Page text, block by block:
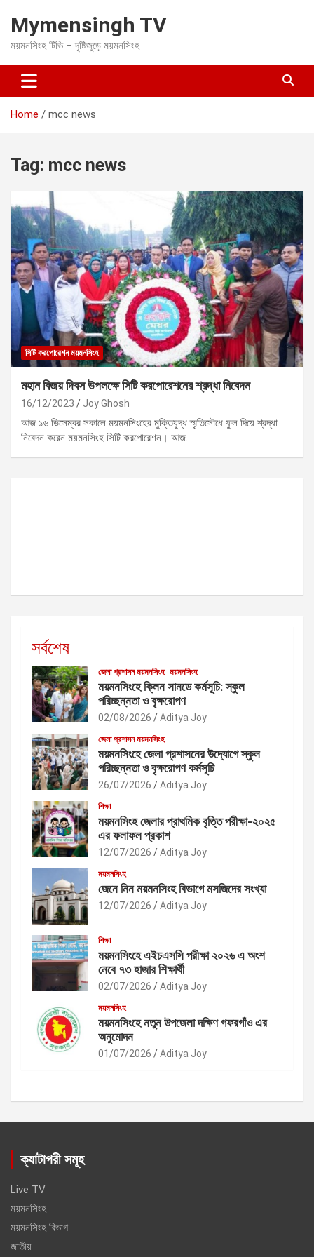
t
c
Mymensingh TV
ময়মনসিংহ টিভি – দৃষ্টিজুড়ে ময়মনসিংহ
Home mcc news
Tag: mcc news
সিটি করপোরেশন ময়মনসিংহ
মহান বিজয় দিবস উপলক্ষে সিটি করপোরেশনের শ্রদ্ধা নিবেদন
16/12/2023 Joy Ghosh
আজ ১৬ ডিসেম্বর সকালে ময়মনসিংহের মুক্তিযুদ্ধ স্মৃতিসৌধে ফুল দিয়ে শ্রদ্ধা
নিবেদন করেন ময়মনসিংহ সিটি করপোরেশন। আজ…
সর্বশেষ
জেলা প্রশাসন ময়মনসিংহ ময়মনসিংহ
ময়মনসিংহে ক্লিন সানডে কর্মসূচি: স্কুল
পরিচ্ছন্নতা ও বৃক্ষরোপণ
02/08/2026 Aditya Joy
জেলা প্রশাসন ময়মনসিংহ
ময়মনসিংহে জেলা প্রশাসনের উদ্যোগে স্কুল
পরিচ্ছন্নতা ও বৃক্ষরোপণ কর্মসূচি
26/07/2026 Aditya Joy
শিক্ষা
ময়মনসিংহ জেলার প্রাথমিক বৃত্তি পরীক্ষা-২০২৫
এর ফলাফল প্রকাশ
12/07/2026 Aditya Joy
ময়মনসিংহ
জেনে নিন ময়মনসিংহ বিভাগে মসজিদের সংখ্যা
12/07/2026 Aditya Joy
শিক্ষা
ময়মনসিংহে এইচএসসি পরীক্ষা ২০২৬ এ অংশ
নেবে ৭৩ হাজার শিক্ষার্থী
02/07/2026 Aditya Joy
ময়মনসিংহ
ময়মনসিংহে নতুন উপজেলা দক্ষিণ গফরগাঁও এর
অনুমোদন
01/07/2026 Aditya Joy
ক্যাটাগরী সমূহ
Live TV
ময়মনসিংহ
ময়মনসিংহ বিভাগ
জাতীয়